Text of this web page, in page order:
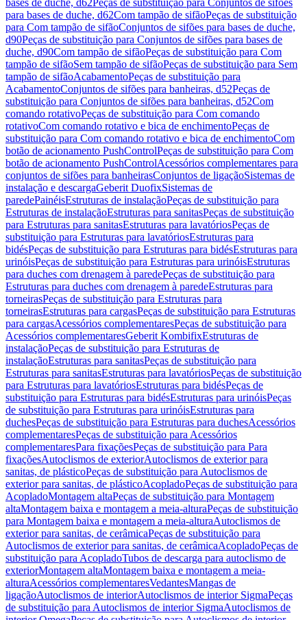
bases de duche, d62Peças de substituição para Conjuntos de sifões
para bases de duche, d62Com tampão de sifãoPeças de substituição
para Com tampão de sifãoConjuntos de sifões para bases de duche,
d90Peças de substituição para Conjuntos de sifões para bases de
duche, d90Com tampão de sifãoPeças de substituição para Com
tampão de sifãoSem tampão de sifãoPeças de substituição para Sem
tampão de sifãoAcabamentoPeças de substituição para
AcabamentoConjuntos de sifões para banheiras, d52Peças de
substituição para Conjuntos de sifões para banheiras, d52Com
comando rotativoPeças de substituição para Com comando
rotativoCom comando rotativo e bica de enchimentoPeças de
substituição para Com comando rotativo e bica de enchimentoCom
botão de acionamento PushControlPeças de substituição para Com
botão de acionamento PushControlAcessórios complementares para
conjuntos de sifões para banheirasConjuntos de ligaçãoSistemas de
instalação e descargaGeberit DuofixSistemas de
paredePainéisEstruturas de instalaçãoPeças de substituição para
Estruturas de instalaçãoEstruturas para sanitasPeças de substituição
para Estruturas para sanitasEstruturas para lavatóriosPeças de
substituição para Estruturas para lavatóriosEstruturas para
bidésPeças de substituição para Estruturas para bidésEstruturas para
urinóisPeças de substituição para Estruturas para urinóisEstruturas
para duches com drenagem à paredePeças de substituição para
Estruturas para duches com drenagem à paredeEstruturas para
torneirasPeças de substituição para Estruturas para
torneirasEstruturas para cargasPeças de substituição para Estruturas
para cargasAcessórios complementaresPeças de substituição para
Acessórios complementaresGeberit KombifixEstruturas de
instalaçãoPeças de substituição para Estruturas de
instalaçãoEstruturas para sanitasPeças de substituição para
Estruturas para sanitasEstruturas para lavatóriosPeças de substituição
para Estruturas para lavatóriosEstruturas para bidésPeças de
substituição para Estruturas para bidésEstruturas para urinóisPeças
de substituição para Estruturas para urinóisEstruturas para
duchesPeças de substituição para Estruturas para duchesAcessórios
complementaresPeças de substituição para Acessórios
complementaresPara fixaçõesPeças de substituição para Para
fixaçõesAutoclismos de exteriorAutoclismos de exterior para
sanitas, de plásticoPeças de substituição para Autoclismos de
exterior para sanitas, de plásticoAcopladoPeças de substituição para
AcopladoMontagem altaPeças de substituição para Montagem
altaMontagem baixa e montagem a meia-alturaPeças de substituição
para Montagem baixa e montagem a meia-alturaAutoclismos de
exterior para sanitas, de cerâmicaPeças de substituição para
Autoclismos de exterior para sanitas, de cerâmicaAcopladoPeças de
substituição para AcopladoTubos de descarga para autoclismo de
exteriorMontagem altaMontagem baixa e montagem a meia-
alturaAcessórios complementaresVedantesMangas de
ligaçãoAutoclismos de interiorAutoclismos de interior SigmaPeças
de substituição para Autoclismos de interior SigmaAutoclismos de